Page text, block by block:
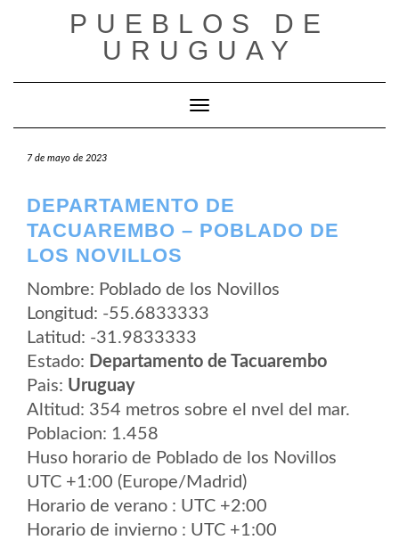
PUEBLOS DE
URUGUAY
Cambiar modo de navegación
7 de mayo de 2023
DEPARTAMENTO DE
TACUAREMBO – POBLADO DE
LOS NOVILLOS
Nombre: Poblado de los Novillos
Longitud: -55.6833333
Latitud: -31.9833333
Estado: Departamento de Tacuarembo
Pais: Uruguay
Altitud: 354 metros sobre el nvel del mar.
Poblacion: 1.458
Huso horario de Poblado de los Novillos
UTC +1:00 (Europe/Madrid)
Horario de verano : UTC +2:00
Horario de invierno : UTC +1:00